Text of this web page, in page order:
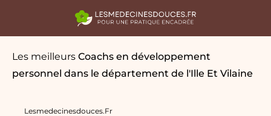
Les meilleurs Coachs en développement
personnel dans le département de l'Ille Et Vilaine
Lesmedecinesdouces.fr